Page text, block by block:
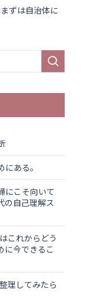
ずは自治体に
ある。
にこそ向いて
の自己理解ス
これからどう
に今できるこ
理してみたら